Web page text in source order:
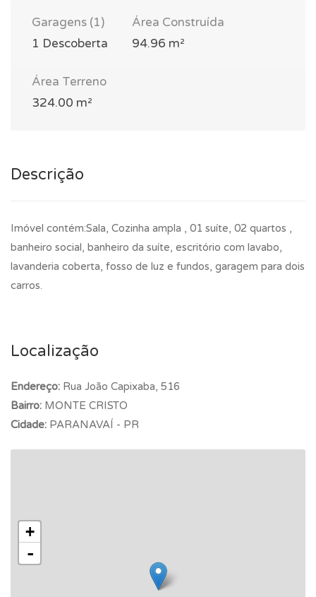
Garagens (1)
1 Descoberta
Área Construída
94.96 m²
Área Terreno
324.00 m²
Descrição
Imóvel contém:Sala, Cozinha ampla , 01 suíte, 02 quartos ,
banheiro social, banheiro da suíte, escritório com lavabo,
lavanderia coberta, fosso de luz e fundos, garagem para dois
carros.
Localização
Endereço: Rua João Capixaba, 516
Bairro: MONTE CRISTO
Cidade: PARANAVAÍ - PR
+
-